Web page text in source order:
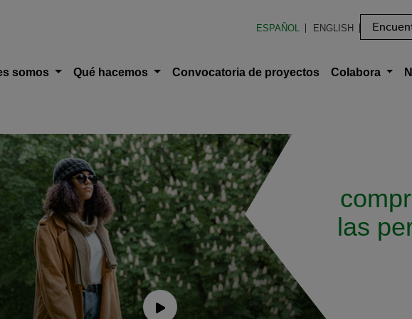
América Latina (FOAL) ESPAÑOL ENGLISH
Buscar
somos Qué hacemos Convocatoria de proyectos Colabora
las